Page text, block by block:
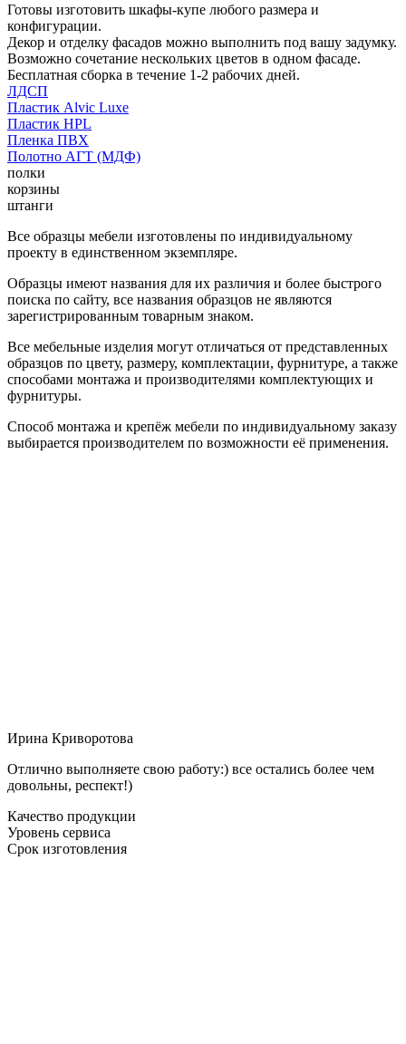
Готовы изготовить шкафы-купе любого размера и
конфигурации.
Декор и отделку фасадов можно выполнить под вашу задумку.
Возможно сочетание нескольких цветов в одном фасаде.
Бесплатная сборка в течение 1-2 рабочих дней.
ЛДСП
Пластик Alvic Luxe
Пластик HPL
Пленка ПВХ
Полотно АГТ (МДФ)
полки
корзины
штанги
Все образцы мебели изготовлены по индивидуальному
проекту в единственном экземпляре.
Образцы имеют названия для их различия и более быстрого
поиска по сайту, все названия образцов не являются
зарегистрированным товарным знаком.
Все мебельные изделия могут отличаться от представленных
образцов по цвету, размеру, комплектации, фурнитуре, а также
способами монтажа и производителями комплектующих и
фурнитуры.
Способ монтажа и крепёж мебели по индивидуальному заказу
выбирается производителем по возможности её применения.
Ирина Криворотова
Отлично выполняете свою работу:) все остались более чем
довольны, респект!)
Качество продукции
Уровень сервиса
Срок изготовления